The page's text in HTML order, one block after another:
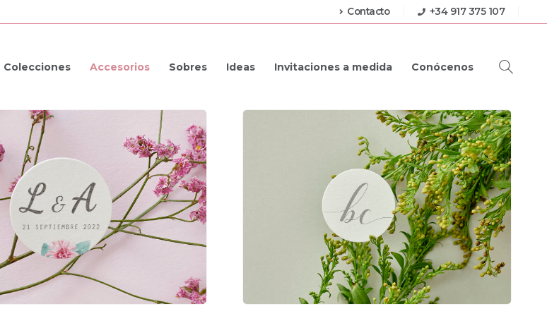
Contacto +34 917 375 107
Colecciones Accesorios Sobres Ideas Invitaciones a medida Conócenos